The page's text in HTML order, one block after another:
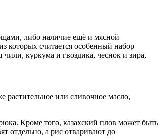
либо наличие ещё и мясной
которых считается особенный набор
куркума и гвоздика, чеснок и зира,
растительное или сливочное масло,
Кроме того, казахский плов может быть
отдельно, а рис отваривают до